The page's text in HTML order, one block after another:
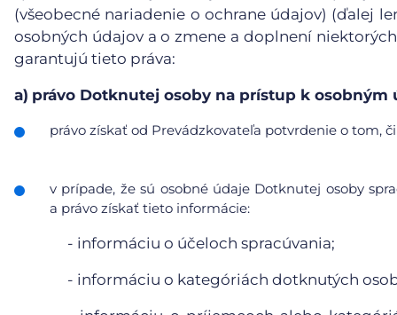
(všeobecné nariadenie o ochrane údajov) (ďalej
osobných údajov a o zmene a doplnení
garantujú tieto práva:
a) právo Dotknutej osoby na prístup k osobným
právo získať od Prevádzkovateľa potvrdenie o tom,
v prípade, že sú osobné údaje Dotknutej osoby
a právo získať tieto informácie:
- informáciu o účeloch spracúvania;
- informáciu o kategóriách dotknutých